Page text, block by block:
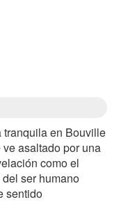
en Bouville
asaltado por una
como el
ser humano
sentido